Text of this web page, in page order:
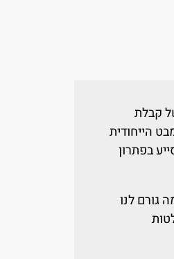
קבלת
הייחודית
בפתרון
גורם לנו